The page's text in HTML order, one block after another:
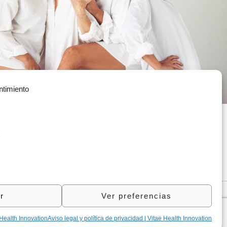
Ver preferencias
InnovationAviso legal y política de privacidad | Vitae Health Innovation